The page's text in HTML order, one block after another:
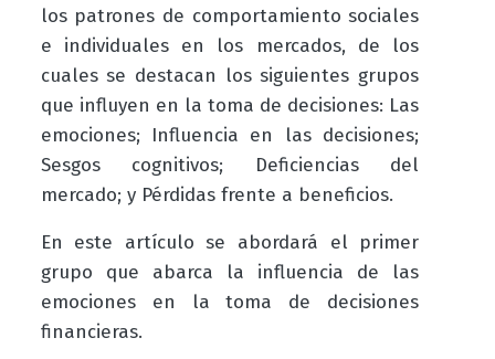
los patrones de comportamiento sociales
e individuales en los mercados, de los
cuales se destacan los siguientes grupos
que influyen en la toma de decisiones: Las
emociones; Influencia en las decisiones;
Sesgos cognitivos; Deficiencias del
mercado; y Pérdidas frente a beneficios.
En este artículo se abordará el primer
grupo que abarca la influencia de las
emociones en la toma de decisiones
financieras.